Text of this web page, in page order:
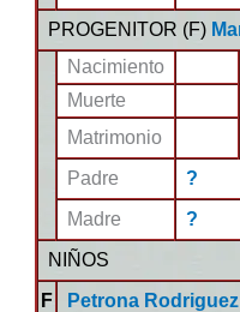
PROGENITOR (F)
Nacimiento
Muerte
Matrimonio
Padre
?
Madre
?
NIÑOS
F
Petrona Rodriguez